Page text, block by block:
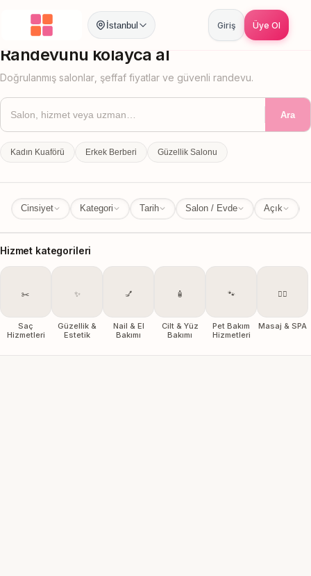
İstanbul Giriş Üye Ol
İstanbul
Randevunu kolayca al
Doğrulanmış salonlar, şeffaf fiyatlar ve güvenli randevu.
Ara
Kadın Kuaförü Erkek Berberi Güzellik Salonu
Cinsiyet Kategori Tarih Salon / Evde Açık
Hizmet kategorileri
✂️
Saç
Hizmetleri
✨
Güzellik &
Estetik
💅
Nail & El
Bakımı
🧴
Cilt & Yüz
Bakımı
🐾
Pet Bakım
Hizmetleri
💆‍♀️
Masaj & SPA